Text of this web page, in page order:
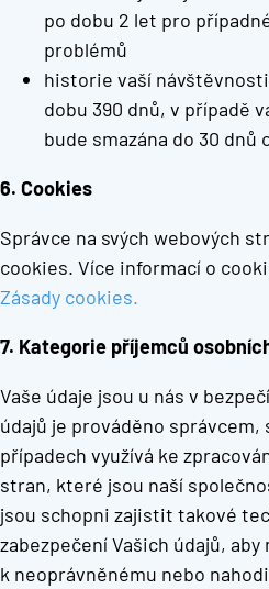
po dobu 2 let pro
problémů
historie vaší
dobu 390 dnů, v případě
bude smazána do 30
6. Cookies
Správce na svých webových
cookies. Více informací o
Zásady cookies.
7. Kategorie příjemců
Vaše údaje jsou u nás v
údajů je prováděno
případech využívá ke
stran, které jsou naší
jsou schopni zajistit takové
zabezpečení Vašich údajů,
k neoprávněnému nebo